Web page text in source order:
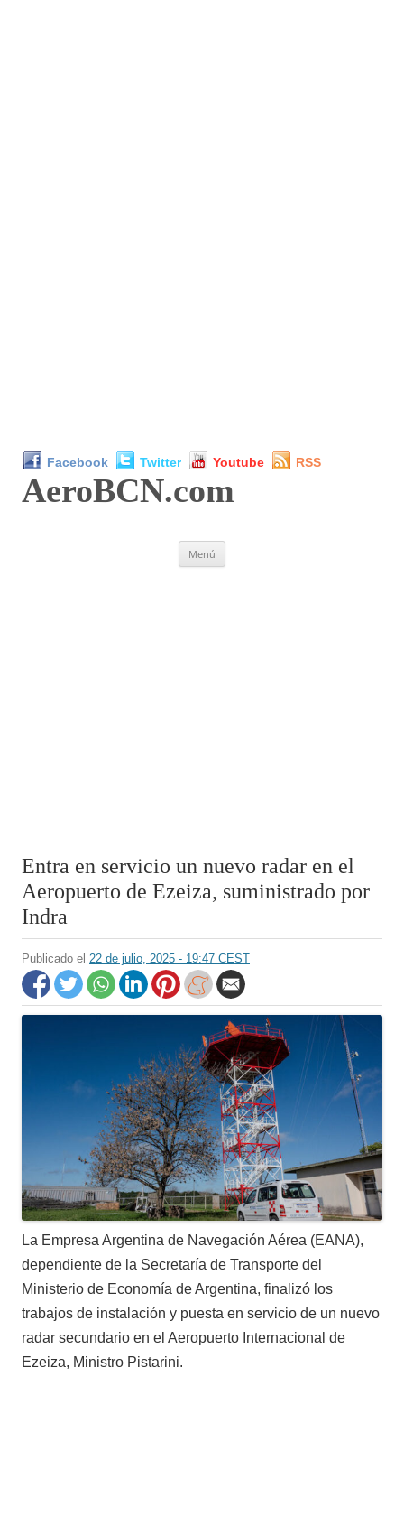
Facebook Twitter Youtube RSS
AeroBCN.com
Menú
Entra en servicio un nuevo radar en el
Aeropuerto de Ezeiza, suministrado por
Indra
Publicado el 22 de julio, 2025 - 19:47 CEST
La Empresa Argentina de Navegación Aérea (EANA),
dependiente de la Secretaría de Transporte del
Ministerio de Economía de Argentina, finalizó los
trabajos de instalación y puesta en servicio de un nuevo
radar secundario en el Aeropuerto Internacional de
Ezeiza, Ministro Pistarini.